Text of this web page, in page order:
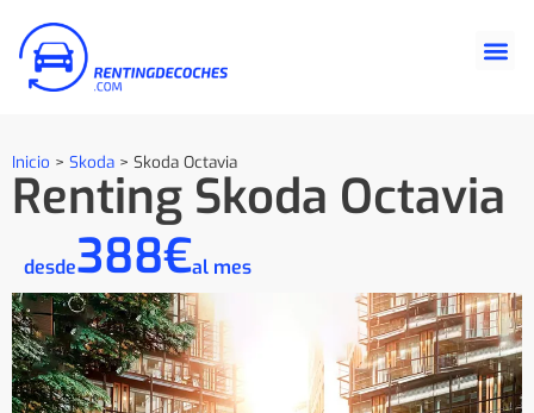
Inicio > Skoda > Skoda Octavia
Renting Skoda Octavia
desde388€al mes